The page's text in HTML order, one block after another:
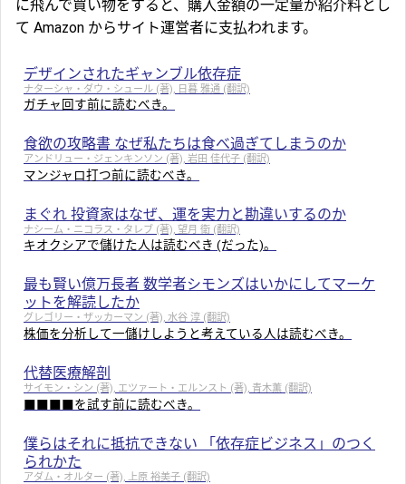
に飛んで買い物をすると、購入金額の一定量が紹介料とし
て Amazon からサイト運営者に支払われます。
デザインされたギャンブル依存症
ナターシャ・ダウ・シュール (著), 日暮 雅通 (翻訳)
ガチャ回す前に読むべき。
食欲の攻略書 なぜ私たちは食べ過ぎてしまうのか
アンドリュー・ジェンキンソン (著), 岩田 佳代子 (翻訳)
マンジャロ打つ前に読むべき。
まぐれ 投資家はなぜ、運を実力と勘違いするのか
ナシーム・ニコラス・タレブ (著), 望月 衛 (翻訳)
キオクシアで儲けた人は読むべき (だった)。
最も賢い億万長者 数学者シモンズはいかにしてマーケ
ットを解読したか
グレゴリー・ザッカーマン (著), 水谷 淳 (翻訳)
株価を分析して一儲けしようと考えている人は読むべき。
代替医療解剖
サイモン・シン (著), エツァート・エルンスト (著), 青木薫 (翻訳)
■■■■を試す前に読むべき。
僕らはそれに抵抗できない 「依存症ビジネス」のつく
られかた
アダム・オルター (著), 上原 裕美子 (翻訳)